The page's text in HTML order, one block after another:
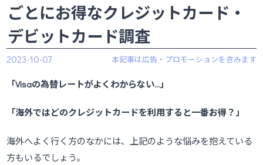
ごとにお得なクレジットカード・
デビットカード調査
2023-10-07
「Visaの為替レートがよくわからない…」
「海外ではどのクレジットカードを利用すると一番お得？」
海外へよく行く方のなかには、上記のような悩みを抱えている
方もいるでしょう。